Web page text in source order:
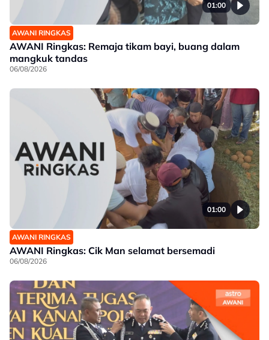
01:00
AWANI RINGKAS
AWANI Ringkas: Remaja tikam bayi, buang dalam
mangkuk tandas
06/08/2026
01:00
AWANI RINGKAS
AWANI Ringkas: Cik Man selamat bersemadi
06/08/2026